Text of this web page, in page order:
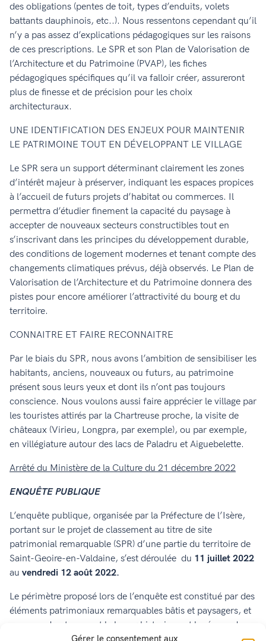
Gérer le consentement aux
des obligations (pentes de toit, types d’enduits, volets
battants dauphinois, etc..). Nous ressentons cependant qu’il
n’y a pas assez d’explications pédagogiques sur les raisons
de ces prescriptions. Le SPR et son Plan de Valorisation de
l’Architecture et du Patrimoine (PVAP), les fiches
pédagogiques spécifiques qu’il va falloir créer, assureront
plus de finesse et de précision pour les choix
architecturaux.
UNE IDENTIFICATION DES ENJEUX POUR MAINTENIR
LE PATRIMOINE TOUT EN DÉVELOPPANT LE VILLAGE
Le SPR sera un support déterminant clairement les zones
d’intérêt majeur à préserver, indiquant les espaces propices
à l’accueil de futurs projets d’habitat ou commerces. Il
permettra d’étudier finement la capacité du paysage à
accepter de nouveaux secteurs constructibles tout en
s’inscrivant dans les principes du développement durable,
des conditions de logement modernes et tenant compte des
changements climatiques prévus, déjà observés. Le Plan de
Valorisation de l’Architecture et du Patrimoine donnera des
pistes pour encore améliorer l’attractivité du bourg et du
territoire.
CONNAITRE ET FAIRE RECONNAITRE
Par le biais du SPR, nous avons l’ambition de sensibiliser les
habitants, anciens, nouveaux ou futurs, au patrimoine
présent sous leurs yeux et dont ils n’ont pas toujours
conscience. Nous voulons aussi faire apprécier le village par
les touristes attirés par la Chartreuse proche, la visite de
châteaux (Virieu, Longpra, par exemple), ou par exemple,
en villégiature autour des lacs de Paladru et Aiguebelette.
Arrêté du Ministère de la Culture du 21 décembre 2022
ENQUÊTE PUBLIQUE
L’enquête publique, organisée par la Préfecture de l’Isère,
portant sur le projet de classement au titre de site
patrimonial remarquable (SPR) d’une partie du territoire de
Saint-Geoire-en-Valdaine, s’est déroulée du 11 juillet 2022
au vendredi 12 août 2022.
Le périmètre proposé lors de l’enquête est constitué par des
éléments patrimoniaux remarquables bâtis et paysagers, et
comprend notamment le bourg historique et le réseau des